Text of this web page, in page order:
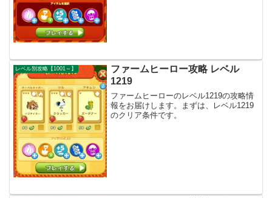
レベル別攻略【1001～】
ファームヒーロー攻略 レベル
1219
ファームヒーローのレベル1219の攻略情
報をお届けします。まずは、レベル1219
のクリア条件です。